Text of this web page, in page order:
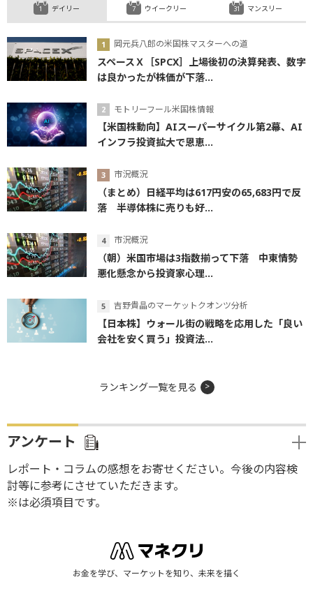
デイリー
岡元兵八郎の米国株マスターへの道
スペースＸ［SPCX］上場後初の決算発表、数字
は良かったが株価が下落...
モトリーフール米国株情報
【米国株動向】AIスーパーサイクル第2幕、AI
インフラ投資拡大で恩恵...
市況概況
（まとめ）日経平均は617円安の65,683円で反
落 半導体株に売りも好...
市況概況
（朝）米国市場は3指数揃って下落 中東情勢
悪化懸念から投資家心理...
吉野貴晶のマーケットクオンツ分析
【日本株】ウォール街の戦略を応用した「良い
会社を安く買う」投資法...
ウイークリー マンスリー
ランキング一覧を見る
アンケート
レポート・コラムの感想をお寄せください。今後の内容検
討等に参考にさせていただきます。
※は必須項目です。
お金を学び、マーケットを知り、未来を描く